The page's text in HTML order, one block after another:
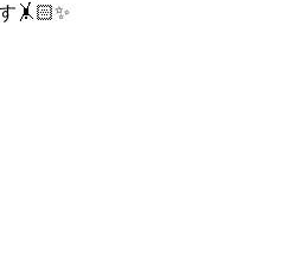
🤸🏻✨